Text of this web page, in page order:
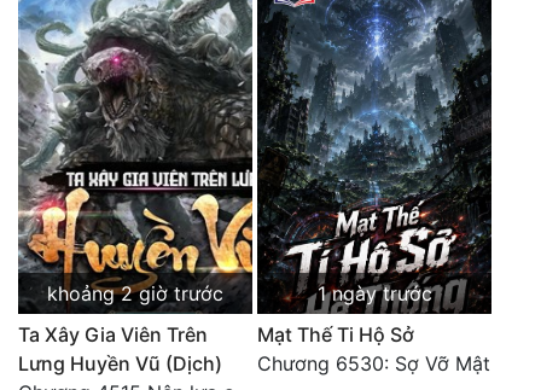
khoảng 2 giờ trước
Ta Xây Gia Viên Trên
Lưng Huyền Vũ (Dịch)
1 ngày trước
Mạt Thế Ti Hộ Sở
Chương 6530: Sợ Vỡ Mật